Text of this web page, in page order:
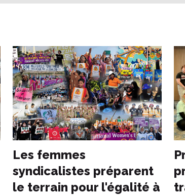
Les femmes
syndicalistes préparent
le terrain pour l'égalité à